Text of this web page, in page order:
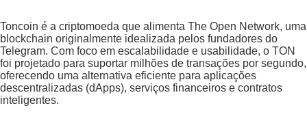
Toncoin é a criptomoeda que alimenta The Open Network, uma
blockchain originalmente idealizada pelos fundadores do
Telegram. Com foco em escalabilidade e usabilidade, o TON
foi projetado para suportar milhões de transações por segundo,
oferecendo uma alternativa eficiente para aplicações
descentralizadas (dApps), serviços financeiros e contratos
inteligentes.